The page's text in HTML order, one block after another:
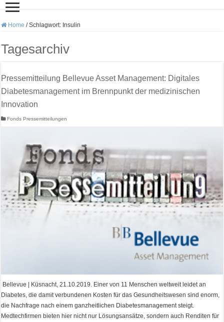
Home / Schlagwort: Insulin
Tagesarchiv
Pressemitteilung Bellevue Asset Management: Digitales
Diabetesmanagement im Brennpunkt der medizinischen
Innovation
Fonds Pressemitteilungen
Bellevue | Küsnacht, 21.10.2019. Einer von 11 Menschen weltweit leidet an
Diabetes, die damit verbundenen Kosten für das Gesundheitswesen sind enorm,
die Nachfrage nach einem ganzheitlichen Diabetesmanagement steigt.
Medtechfirmen bieten hier nicht nur Lösungsansätze, sondern auch Renditen für